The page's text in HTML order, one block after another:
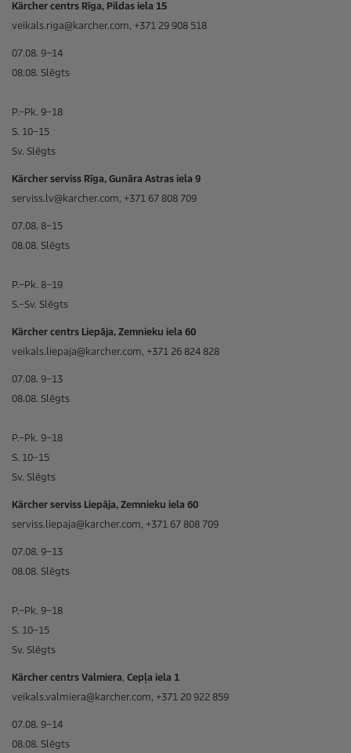
Kärcher centrs Rīga, Pildas iela 15
veikals.riga@karcher.com, +371 29 908 518
07.08. 9–14
08.08. Slēgts
P.–Pk. 9–18
S. 10–15
Sv. Slēgts
Kärcher serviss Rīga, Gunāra Astras iela 9
serviss.lv@karcher.com, +371 67 808 709
07.08. 8–15
08.08. Slēgts
P.–Pk. 8–19
S.–Sv. Slēgts
Kärcher centrs Liepāja, Zemnieku iela 60
veikals.liepaja@karcher.com, +371 26 824 828
07.08. 9–13
08.08. Slēgts
P.–Pk. 9–18
S. 10–15
Sv. Slēgts
Kärcher serviss Liepāja, Zemnieku iela 60
serviss.liepaja@karcher.com, +371 67 808 709
07.08. 9–13
08.08. Slēgts
P.–Pk. 9–18
S. 10–15
Sv. Slēgts
Kärcher centrs Valmiera, Cepļa iela 1
veikals.valmiera@karcher.com, +371 20 922 859
07.08. 9–14
08.08. Slēgts